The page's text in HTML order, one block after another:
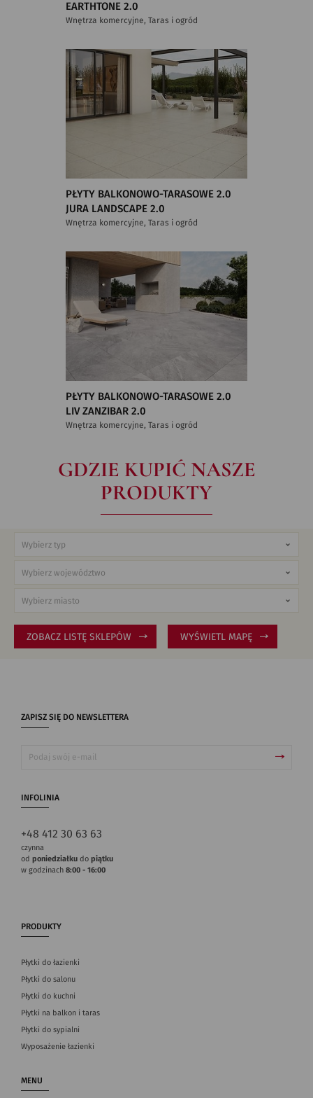
EARTHTONE 2.0
Wnętrza komercyjne, Taras i ogród
PŁYTY BALKONOWO-TARASOWE 2.0
JURA LANDSCAPE 2.0
Wnętrza komercyjne, Taras i ogród
PŁYTY BALKONOWO-TARASOWE 2.0
LIV ZANZIBAR 2.0
Wnętrza komercyjne, Taras i ogród
GDZIE KUPIĆ NASZE
PRODUKTY
ZOBACZ LISTĘ SKLEPÓW WYŚWIETL MAPĘ
ZAPISZ SIĘ DO NEWSLETTERA
INFOLINIA
+48 412 30 63 63
czynna
od poniedziałku do piątku
w godzinach 8:00 - 16:00
PRODUKTY
Płytki do łazienki
Płytki do salonu
Płytki do kuchni
Płytki na balkon i taras
Płytki do sypialni
Wyposażenie łazienki
MENU